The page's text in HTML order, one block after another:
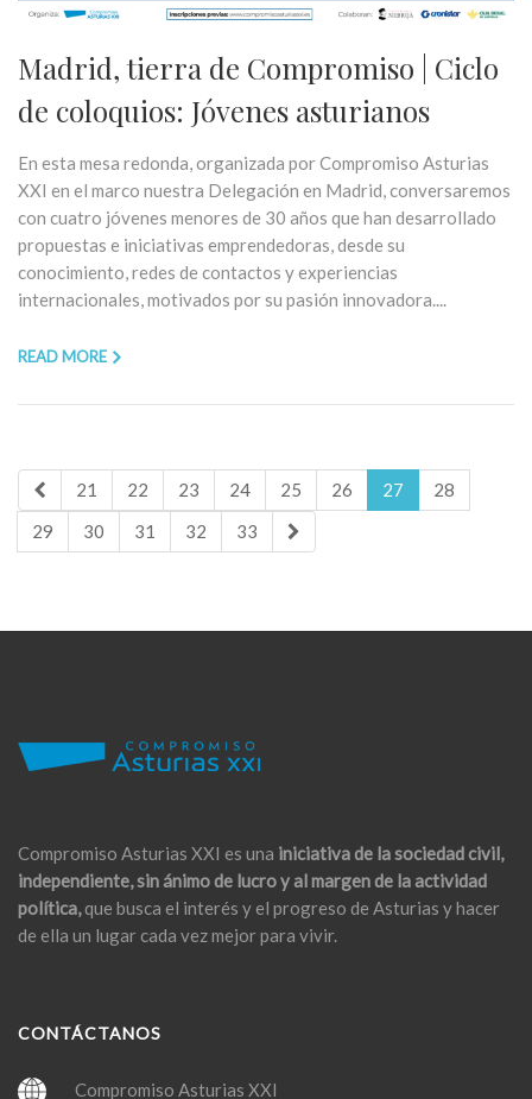
Madrid, tierra de Compromiso | Ciclo
de coloquios: Jóvenes asturianos
En esta mesa redonda, organizada por Compromiso Asturias
XXI en el marco nuestra Delegación en Madrid, conversaremos
con cuatro jóvenes menores de 30 años que han desarrollado
propuestas e iniciativas emprendedoras, desde su
conocimiento, redes de contactos y experiencias
internacionales, motivados por su pasión innovadora....
READ MORE
21 22 23 24 25 26 27
28
29
30 31 32 33
Compromiso Asturias XXI es una iniciativa de la sociedad civil,
independiente, sin ánimo de lucro y al margen de la actividad
política,que busca el interés y el progreso de Asturias y hacer
de ella un lugar cada vez mejor para vivir.
CONTÁCTANOS
Compromiso Asturias XXI